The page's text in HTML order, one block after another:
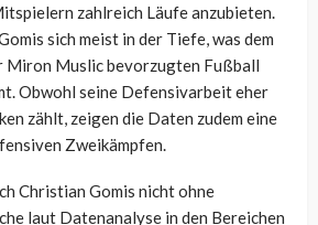
zahlreich Läufe anzubieten.
sich meist in der Tiefe, was dem
Miron Muslic bevorzugten Fußball
Obwohl seine Defensivarbeit eher
zählt, zeigen die Daten zudem eine
Zweikämpfen.
Christian Gomis nicht ohne
laut Datenanalyse in den Bereichen